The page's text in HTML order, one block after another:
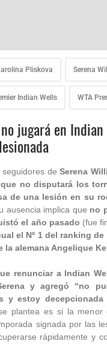
Pliskova Serena
Indian Wells WTA
jugará en
de Serena
no disputará los
de una lesión en su
ausencia implica que no
el año pasado (fue
el Nº 1 del ranking de
la alemana Angelique
renunciar a Indian
y agregó “no
y estoy
plantea es si la menor
signada por las
rápidamente y